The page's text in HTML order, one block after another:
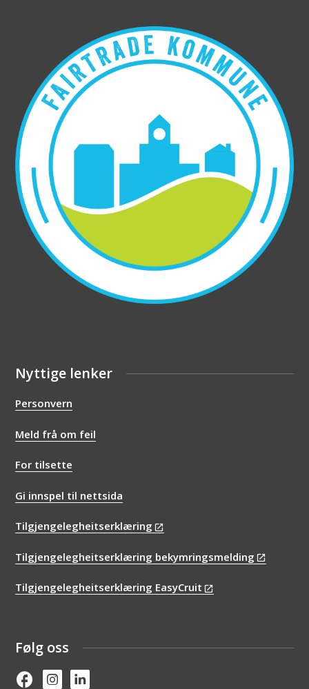
Nyttige lenker
Personvern
Meld frå om feil
For tilsette
Gi innspel til nettsida
Tilgjengelegheitserklæring
Tilgjengelegheitserklæring bekymringsmelding
Tilgjengelegheitserklæring EasyCruit
Følg oss
FacebookInstagramLinked in